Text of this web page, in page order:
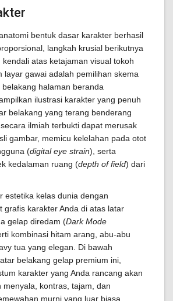
bentuk dasar karakter berhasil
langkah krusial berikutnya
atas ketajaman visual tokoh
layar gawai adalah pemilihan skema
halaman beranda
ilustrasi karakter yang penuh
belakang yang terang benderang
ilmiah terbukti dapat merusak
gambar, memicu kelelahan pada otot
(digital eye strain), serta
kedalaman ruang (depth of field) dari
estetika kelas dunia dengan
grafis karakter Anda di atas latar
gelap diredam (Dark Mode
kombinasi hitam arang, abu-abu
tua yang elegan. Di bawah
belakang gelap premium ini,
karakter yang Anda rancang akan
menyala, kontras, tajam, dan
murni yang luar biasa.